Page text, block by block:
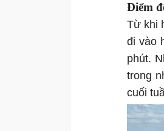
Điểm
Từ khi
đi vào
phút.
trong
cuối